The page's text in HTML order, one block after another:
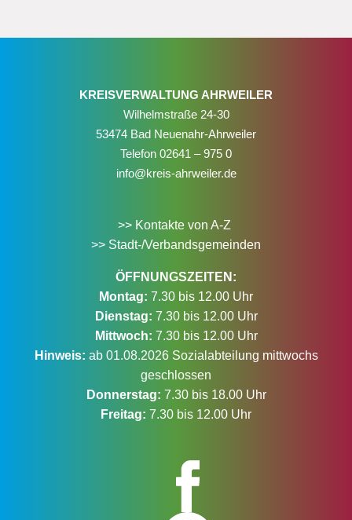
KREISVERWALTUNG AHRWEILER
Wilhelmstraße 24-30
53474 Bad Neuenahr-Ahrweiler
Telefon 02641 – 975 0
info@kreis-ahrweiler.de
>> Kontakte von A-Z
>> Stadt-/Verbandsgemeinden
ÖFFNUNGSZEITEN:
Montag: 7.30 bis 12.00 Uhr
Dienstag: 7.30 bis 12.00 Uhr
Mittwoch: 7.30 bis 12.00 Uhr
Hinweis: ab 01.08.2026 Sozialabteilung mittwochs
geschlossen
Donnerstag: 7.30 bis 18.00 Uhr
Freitag: 7.30 bis 12.00 Uhr